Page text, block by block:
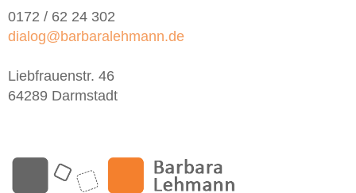
0172 / 62 24 302
dialog@barbaralehmann.de
Liebfrauenstr. 46
64289 Darmstadt